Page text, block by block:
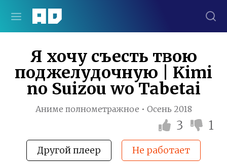
Я хочу съесть твою
поджелудочную | Kimi
no Suizou wo Tabetai
Аниме полнометражное • Осень 2018
3 1
Другой плеер Не работает